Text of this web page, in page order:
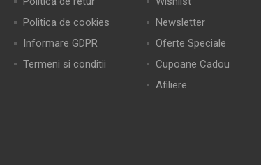
Politica de cookies
Informare GDPR
Termeni si conditii
Newsletter
Oferte Speciale
Cupoane Cadou
Afiliere